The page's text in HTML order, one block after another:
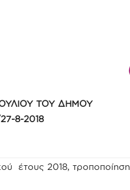
ΤΟΥ ΔΗΜΟΥ
8-2018
έτους 2018, τροποποίηση